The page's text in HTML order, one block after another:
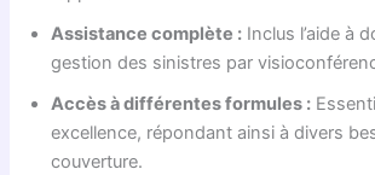
Assistance complète : Inclus l’aide à
gestion des sinistres par
Accès à différentes formules :
excellence, répondant ainsi à divers
couverture.